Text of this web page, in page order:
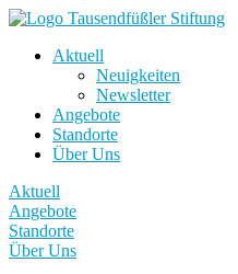
Aktuell
Neuigkeiten
Newsletter
Angebote
Standorte
Über Uns
Aktuell
Angebote
Standorte
Über Uns